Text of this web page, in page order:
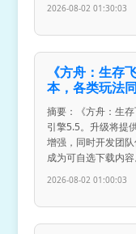
2026-08-02 01:30:03
《方舟：生存
本，各类玩法
摘要：《方舟：生
引擎5.5。升级将提
增强，同时开发团
成为可自选下载内
2026-08-02 01:00:03